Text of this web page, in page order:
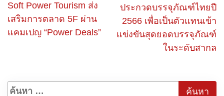
Soft Power Tourism ส่ง
เสริมการตลาด 5F ผ่าน
แคมเปญ “Power Deals”
ประกวดบรรจุภัณฑ์ไทยปี
2566 เพื่อเป็นตัวแทนเข้า
แข่งขันสุดยอดบรรจุภัณฑ์
ในระดับสากล